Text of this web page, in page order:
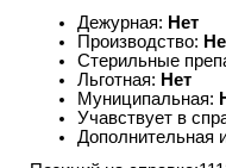
Дежурная: Нет
Производство:
Стерильные
Льготная: Нет
Муниципальная:
Учавствует в
Дополнительная